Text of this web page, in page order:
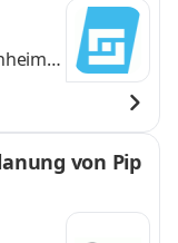
von Pip